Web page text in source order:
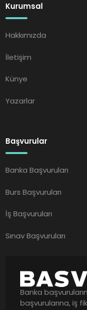
Kurumsal
Hakkımızda
İletişim
Künye
Yazarlar
Başvurular
Banka Başvuruları
Burs Başvuruları
İş Başvuruları
Sınav Başvuruları
Banka
başvurularına, iş